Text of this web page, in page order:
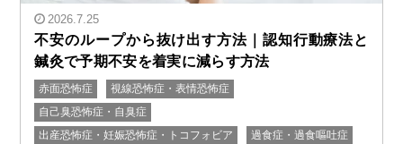
" alt="不安のループから抜け出す方法｜認知行動療法と
鍼灸で予期不安を着実に減らす方法"/>
2026.7.25
不安のループから抜け出す方法｜認知行動療法と
鍼灸で予期不安を着実に減らす方法
赤面恐怖症
視線恐怖症・表情恐怖症
自己臭恐怖症・自臭症
出産恐怖症・妊娠恐怖症・トコフォビア
過食症・過食嘔吐症